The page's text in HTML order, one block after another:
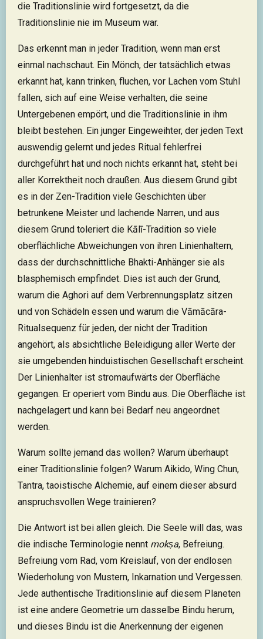
die Traditionslinie wird fortgesetzt, da die
Traditionslinie nie im Museum war.
Das erkennt man in jeder Tradition, wenn man erst
einmal nachschaut. Ein Mönch, der tatsächlich etwas
erkannt hat, kann trinken, fluchen, vor Lachen vom Stuhl
fallen, sich auf eine Weise verhalten, die seine
Untergebenen empört, und die Traditionslinie in ihm
bleibt bestehen. Ein junger Eingeweihter, der jeden Text
auswendig gelernt und jedes Ritual fehlerfrei
durchgeführt hat und noch nichts erkannt hat, steht bei
aller Korrektheit noch draußen. Aus diesem Grund gibt
es in der Zen-Tradition viele Geschichten über
betrunkene Meister und lachende Narren, und aus
diesem Grund toleriert die Kālī-Tradition so viele
oberflächliche Abweichungen von ihren Linienhaltern,
dass der durchschnittliche Bhakti-Anhänger sie als
blasphemisch empfindet. Dies ist auch der Grund,
warum die Aghori auf dem Verbrennungsplatz sitzen
und von Schädeln essen und warum die Vāmācāra-
Ritualsequenz für jeden, der nicht der Tradition
angehört, als absichtliche Beleidigung aller Werte der
sie umgebenden hinduistischen Gesellschaft erscheint.
Der Linienhalter ist stromaufwärts der Oberfläche
gegangen. Er operiert vom Bindu aus. Die Oberfläche ist
nachgelagert und kann bei Bedarf neu angeordnet
werden.
Warum sollte jemand das wollen? Warum überhaupt
einer Traditionslinie folgen? Warum Aikido, Wing Chun,
Tantra, taoistische Alchemie, auf einem dieser absurd
anspruchsvollen Wege trainieren?
Die Antwort ist bei allen gleich. Die Seele will das, was
die indische Terminologie nennt mokṣa, Befreiung.
Befreiung vom Rad, vom Kreislauf, von der endlosen
Wiederholung von Mustern, Inkarnation und Vergessen.
Jede authentische Traditionslinie auf diesem Planeten
ist eine andere Geometrie um dasselbe Bindu herum,
und dieses Bindu ist die Anerkennung der eigenen